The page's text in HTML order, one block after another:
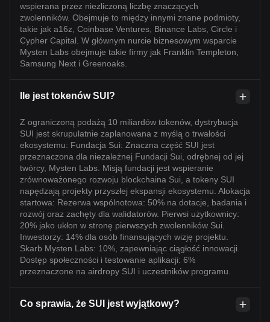
wspierana przez niezliczoną liczbę znaczących
zwolenników. Obejmuje to między innymi znane podmioty,
takie jak a16z, Coinbase Ventures, Binance Labs, Circle i
Cypher Capital. W głównym nurcie biznesowym wsparcie
Mysten Labs obejmuje takie firmy jak Franklin Templeton,
Samsung Next i Greenoaks.
Ile jest tokenów SUI?
Z ograniczoną podażą 10 miliardów tokenów, dystrybucja
SUI jest skrupulatnie zaplanowana z myślą o trwałości
ekosystemu: Fundacja Sui: Znaczna część SUI jest
przeznaczona dla niezależnej Fundacji Sui, odrębnej od jej
twórcy, Mysten Labs. Misją fundacji jest wspieranie
zrównoważonego rozwoju blockchaina Sui, a tokeny SUI
napędzają projekty przyszłej ekspansji ekosystemu. Alokacja
startowa: Rezerwa wspólnotowa: 50% na dotacje, badania i
rozwój oraz zachęty dla walidatorów. Pierwsi użytkownicy:
20% jako ukłon w stronę pierwszych zwolenników Sui.
Inwestorzy: 14% dla osób finansujących wizję projektu.
Skarb Mysten Labs: 10%, zapewniając ciągłość innowacji.
Dostęp społeczności i testowanie aplikacji: 6%
przeznaczone na airdropy SUI i uczestników programu.
Co sprawia, że SUI jest wyjątkowy?